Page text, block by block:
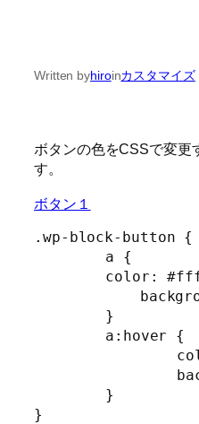
Written byhiroinカスタマイズ
ボタンの色をCSSで変更
す。
ボタン１
.wp-block-button {
a
{
color :
}
a:hover
{
}
}